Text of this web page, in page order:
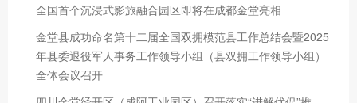
全国首个沉浸式影旅融合园区即将在成都金堂亮相
金堂县成功命名第十二届全国双拥模范县工作总结会暨2025
年县委退役军人事务工作领导小组（县双拥工作领导小组）
全体会议召开